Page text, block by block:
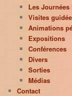
Les
Visites
Animations
Expositions
Conférences
Divers
Sorties
Médias
Contact